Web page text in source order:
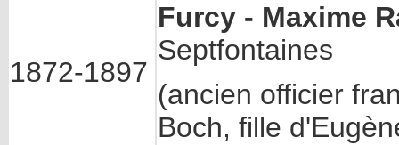
1872-1897
Furcy - Maxime
Septfontaines
(ancien officier
Boch, fille